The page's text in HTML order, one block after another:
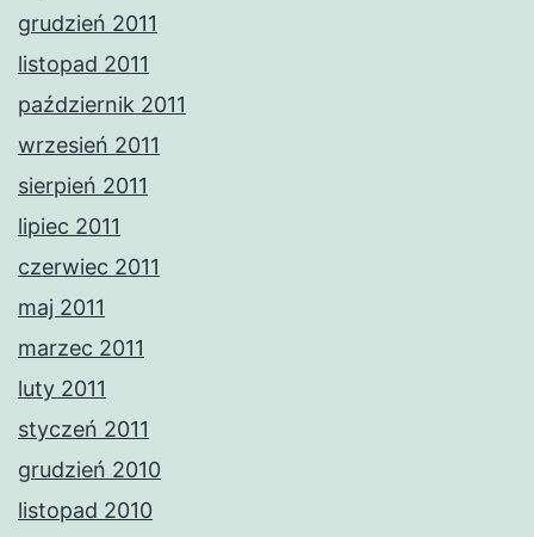
grudzień 2011
listopad 2011
październik 2011
wrzesień 2011
sierpień 2011
lipiec 2011
czerwiec 2011
maj 2011
marzec 2011
luty 2011
styczeń 2011
grudzień 2010
listopad 2010